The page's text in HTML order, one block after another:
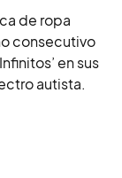
de ropa
consecutivo
en sus
autista.